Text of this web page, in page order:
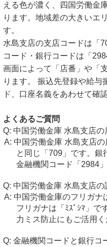
える色が濃く、四国労働金
ります。地域差の大きいエ
す。
水島支店の支店コードは「
コード・銀行コードは「
画面によって「店番」や「
ります。 振込先登録や給与
ド、口座名義をあわせて確
よくあるご質問
中国労働金庫 水島支店の
中国労働金庫 水島支店
と同じ「709」です。銀
金融機関コード「2984
中国労働金庫 水島支店の
中国労働金庫のフリガナ
フリガナは「ﾐｽﾞｼﾏ」で
力ミス防止にもご活用く
金融機関コードと銀行コ